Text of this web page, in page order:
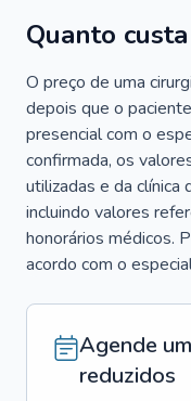
Quanto
O preço de uma
depois que o
presencial com o
confirmada, os
utilizadas e da clínica
incluindo valores
honorários médicos.
acordo com o
Agende
reduzidos